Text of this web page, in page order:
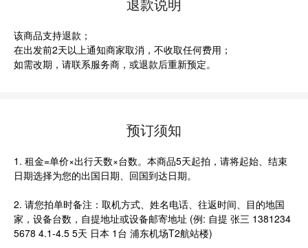
该商品支持退款；
在出发前2天以上通知商家取消，不收取任何费用；
如需改期，请联系服务商，或退款后重新预定。
预订须知
1. 租金=单价×出行天数×台数。本商品5天起拍，请将起始、结束
日期选择为您的出国日期、回国到达日期。
2. 请您拍单时备注：取机方式、姓名电话、往返时间、目的地国
家，设备台数，自提地址或设备邮寄地址 (例: 自提 张三 1381234
5678 4.1-4.5 5天 日本 1台 浦东机场T2航站楼)